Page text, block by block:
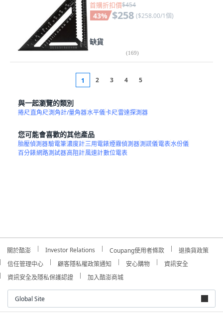
首購折扣價$454
43% $258 ($258.00/1個)
缺貨
(169)
1 2 3 4 5
與一起瀏覽的類別
捲尺直角尺測角計/量角器水平儀卡尺雷達探測器
您可能會喜歡的其他產品
胎壓偵測器驗電筆濃度計三用電錶煙霧偵測器測謊儀電表水份儀
百分錶網路測試器高阻計風速計數位電表
關於酷澎 Investor Relations Coupang使用者條款
退換貨政策
信任管理中心
顧客隱私權政策通知 安心購物
資訊安全
資訊安全及隱私保護認證
加入酷澎商城
Global Site